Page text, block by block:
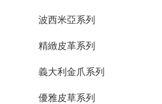
波西米亞系列
精緻皮革系列
義大利金爪系列
優雅皮草系列